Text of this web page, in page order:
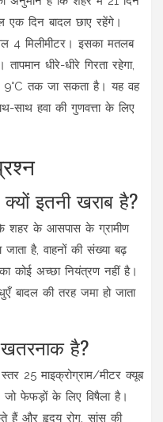
एक दिन बादल छाए रहेंगे।
4 मिलीमीटर। इसका मतलब
धीरे-धीरे गिरता रहेगा,
9°C तक जा सकता है। यह वह
हवा की गुणवत्ता के लिए
इतनी खराब है?
शहर के आसपास के ग्रामीण
है, वाहनों की संख्या बढ़
कोई अच्छा नियंत्रण नहीं है।
बादल की तरह जमा हो जाता
खतरनाक है?
25 माइक्रोग्राम/मीटर क्यूब
फेफड़ों के लिए विषैला है।
हैं और हृदय रोग, सांस की